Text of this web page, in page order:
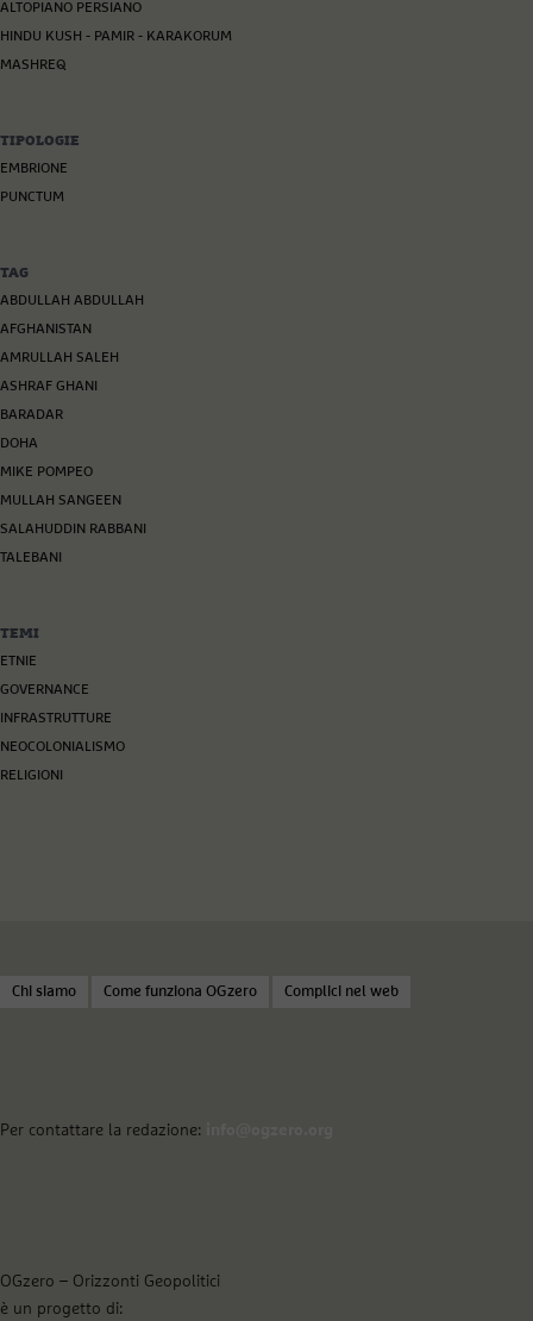
ALTOPIANO PERSIANO
HINDU KUSH - PAMIR - KARAKORUM
MASHREQ
TIPOLOGIE
EMBRIONE
PUNCTUM
TAG
ABDULLAH ABDULLAH
AFGHANISTAN
AMRULLAH SALEH
ASHRAF GHANI
BARADAR
DOHA
MIKE POMPEO
MULLAH SANGEEN
SALAHUDDIN RABBANI
TALEBANI
TEMI
ETNIE
GOVERNANCE
INFRASTRUTTURE
NEOCOLONIALISMO
RELIGIONI
Chi siamo Come funziona OGzero Complici nel web
Per contattare la redazione:
OGzero – Orizzonti Geopolitici
è un progetto di: